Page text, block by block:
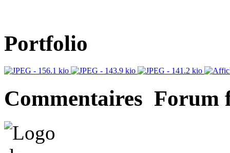
Portfolio
Commentaires Forum